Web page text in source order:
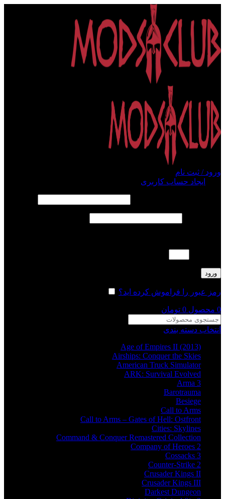
ورود / ثبت نام
ایجاد حساب کاربری
ورود
رمز عبور را فراموش کرده اید؟
0 محصول 0 تومان
انتخاب دسته بندی
Age of Empires II (2013)
Airships: Conquer the Skies
American Truck Simulator
ARK: Survival Evolved
Arma 3
Barotrauma
Besiege
Call to Arms
Call to Arms – Gates of Hell: Ostfront
Cities: Skylines
Command & Conquer Remastered Collection
Company of Heroes 2
Cossacks 3
Counter-Strike 2
Crusader Kings II
Crusader Kings III
Darkest Dungeon